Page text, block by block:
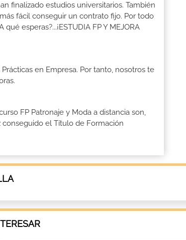
finalizado estudios universitarios. También
fácil conseguir un contrato fijo. Por todo
esperas?...¡ESTUDIA FP Y MEJORA
en Empresa. Por tanto, nosotros te
FP Patronaje y Moda a distancia son,
el Título de Formación